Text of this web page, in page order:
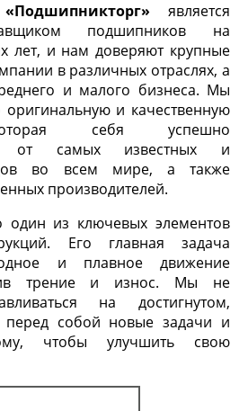
является
подшипников на
лет, и нам доверяют крупные
в различных отраслях, а
и малого бизнеса. Мы
оригинальную и качественную
себя успешно
от самых известных и
во всем мире, а также
производителей.
один из ключевых элементов
Его главная задача
и плавное движение
трение и износ. Мы не
на достигнутом,
перед собой новые задачи и
чтобы улучшить свою